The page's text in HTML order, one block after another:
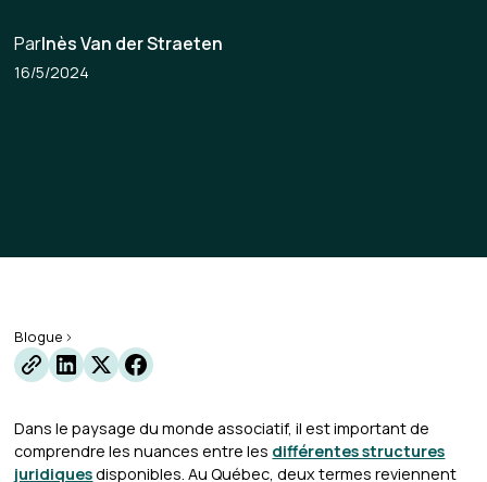
ParInès Van der Straeten
16/5/2024
Blogue
Dans le paysage du monde associatif, il est important de
comprendre les nuances entre les différentes structures
juridiquesdisponibles. Au Québec, deux termes reviennent